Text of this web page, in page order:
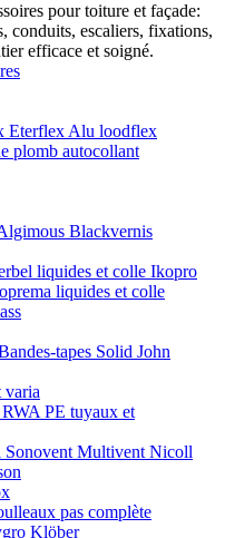
pour toiture et façade:
conduits, escaliers, fixations,
efficace et soigné.
Eterflex Alu loodflex
plomb autocollant
Blackvernis
liquides et colle Ikopro
liquides et colle
tapes Solid John
varia
RWA PE tuyaux et
Sonovent Multivent Nicoll
pas complète
Klöber